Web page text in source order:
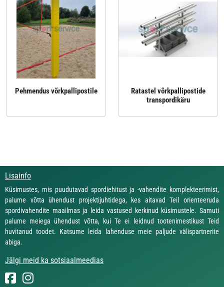
Pehmendus võrkpallipostile
Ratastel võrkpallipostide
transpordikäru
Lisainfo
Küsimustes, mis puudutavad spordiehitust ja -vahendite komplekteerimist,
palume võtta ühendust projektijuhtidega, kes aitavad Teil orienteeruda
spordivahendite maailmas ja leida vastused kerkinud küsimustele. Samuti
palume meiega ühendust võtta, kui Te ei leidnud tootenimestikust Teid
huvitanud toodet. Katsume leida lahenduse meie paljude välispartnerite
abiga.
Jälgi meid ka sotsiaalmeedias